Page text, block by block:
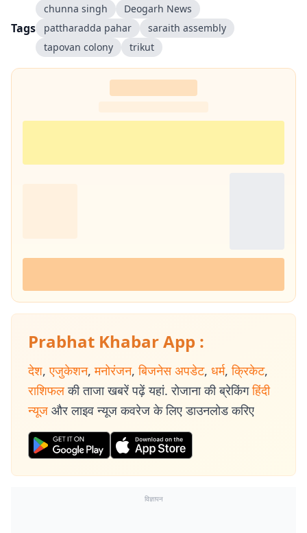
Tags
chunna singh
Deogarh News
pattharadda pahar
saraith assembly
tapovan colony
trikut
Prabhat Khabar App :
देश, एजुकेशन, मनोरंजन, बिजनेस अपडेट, धर्म, क्रिकेट,
राशिफल की ताजा खबरें पढ़ें यहां. रोजाना की ब्रेकिंग हिंदी
न्यूज और लाइव न्यूज कवरेज के लिए डाउनलोड करिए
विज्ञापन